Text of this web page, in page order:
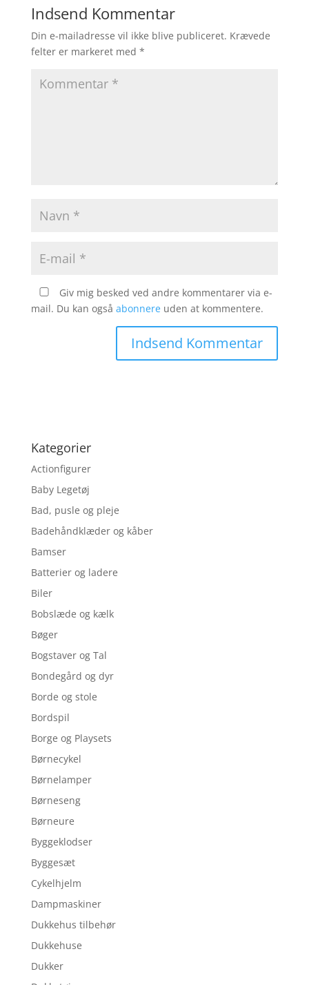
Indsend Kommentar
Din e-mailadresse vil ikke blive publiceret. Krævede
felter er markeret med *
Giv mig besked ved andre kommentarer via e-
mail. Du kan også abonnereuden at kommentere.
Kategorier
Actionfigurer
Baby Legetøj
Bad, pusle og pleje
Badehåndklæder og kåber
Bamser
Batterier og ladere
Biler
Bobslæde og kælk
Bøger
Bogstaver og Tal
Bondegård og dyr
Borde og stole
Bordspil
Borge og Playsets
Børnecykel
Børnelamper
Børneseng
Børneure
Byggeklodser
Byggesæt
Cykelhjelm
Dampmaskiner
Dukkehus tilbehør
Dukkehuse
Dukker